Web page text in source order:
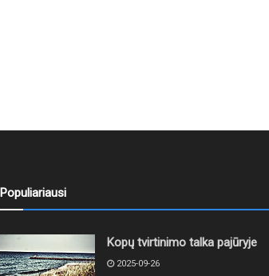
Populiariausi
Kopų tvirtinimo talka pajūryje
2025-09-26